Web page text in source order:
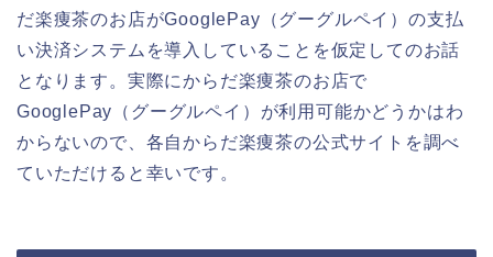
だ楽痩茶のお店がGooglePay（グーグルペイ）の支払
い決済システムを導入していることを仮定してのお話
となります。実際にからだ楽痩茶のお店で
GooglePay（グーグルペイ）が利用可能かどうかはわ
からないので、各自からだ楽痩茶の公式サイトを調べ
ていただけると幸いです。